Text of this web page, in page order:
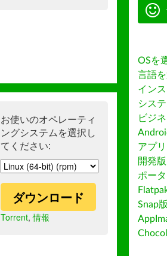
お使いのオペレーティ
ングシステムを選択し
てください:
ダウンロード
Torrent,情報
OSを
言語
イン
シス
ビジ
アプ
開発版
ポー
Snap版